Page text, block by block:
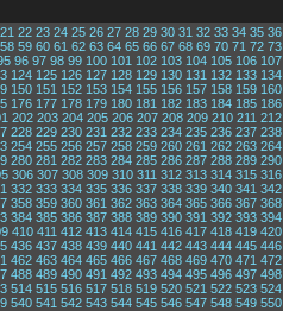
21 22 23 24 25 26 27 28 29 30 31 32 33 34 35 36
58 59 60 61 62 63 64 65 66 67 68 69 70 71 72 73
96 97 98 99 100 101 102 103 104 105 106 107
124 125 126 127 128 129 130 131 132 133 134
150 151 152 153 154 155 156 157 158 159 160
176 177 178 179 180 181 182 183 184 185 186
202 203 204 205 206 207 208 209 210 211 212
228 229 230 231 232 233 234 235 236 237 238
254 255 256 257 258 259 260 261 262 263 264
280 281 282 283 284 285 286 287 288 289 290
306 307 308 309 310 311 312 313 314 315 316
332 333 334 335 336 337 338 339 340 341 342
358 359 360 361 362 363 364 365 366 367 368
384 385 386 387 388 389 390 391 392 393 394
410 411 412 413 414 415 416 417 418 419 420
436 437 438 439 440 441 442 443 444 445 446
462 463 464 465 466 467 468 469 470 471 472
488 489 490 491 492 493 494 495 496 497 498
514 515 516 517 518 519 520 521 522 523 524
540 541 542 543 544 545 546 547 548 549 550